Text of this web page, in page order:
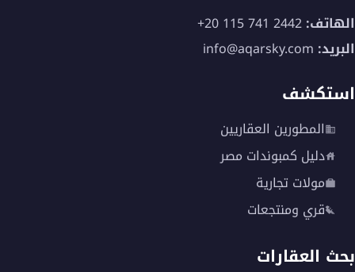
الهاتف:+20 115 741 2442
البريد: info@aqarsky.com
استكشف
المطورين العقاريين
دليل كمبوندات مصر
مولات تجارية
قري ومنتجعات
بحث العقارات